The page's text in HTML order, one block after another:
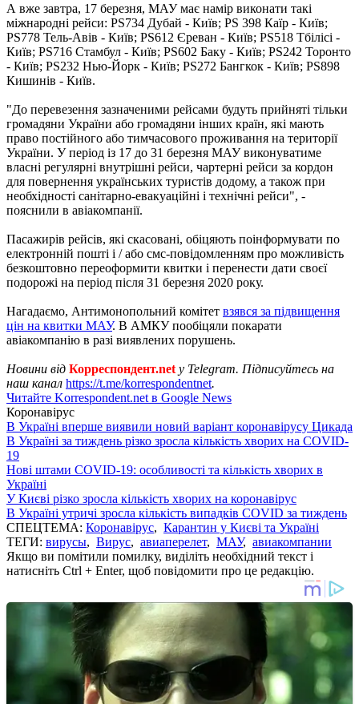
А вже завтра, 17 березня, МАУ має намір виконати такі
міжнародні рейси: PS734 Дубай - Київ; PS 398 Каїр - Київ;
PS778 Тель-Авів - Київ; PS612 Єреван - Київ; PS518 Тбілісі -
Київ; PS716 Стамбул - Київ; PS602 Баку - Київ; PS242 Торонто
- Київ; PS232 Нью-Йорк - Київ; PS272 Бангкок - Київ; PS898
Кишинів - Київ.
"До перевезення зазначеними рейсами будуть прийняті тільки
громадяни України або громадяни інших країн, які мають
право постійного або тимчасового проживання на території
України. У період із 17 до 31 березня МАУ виконуватиме
власні регулярні внутрішні рейси, чартерні рейси за кордон
для повернення українських туристів додому, а також при
необхідності санітарно-евакуаційні і технічні рейси", -
пояснили в авіакомпанії.
Пасажирів рейсів, які скасовані, обіцяють поінформувати по
електронній пошті і / або смс-повідомленням про можливість
безкоштовно переоформити квитки і перенести дати своєї
подорожі на період після 31 березня 2020 року.
Нагадаємо, Антимонопольний комітет взявся за підвищення
цін на квитки МАУ. В АМКУ пообіцяли покарати
авіакомпанію в разі виявлених порушень.
Новини від Корреспондент.net у Telegram. Підписуйтесь на
наш канал https://t.me/korrespondentnet.
Читайте Korrespondent.net в Google News
Коронавірус
В Україні вперше виявили новий варіант коронавірусу Цикада
В Україні за тиждень різко зросла кількість хворих на COVID-
19
Нові штами COVID-19: особливості та кількість хворих в
Україні
У Києві різко зросла кількість хворих на коронавірус
В Україні утричі зросла кількість випадків COVID за тиждень
СПЕЦТЕМА: Коронавірус, Карантин у Києві та Україні
ТЕГИ: вирусы, Вирус, авиаперелет, МАУ, авиакомпании
Якщо ви помітили помилку, виділіть необхідний текст і
натисніть Ctrl + Enter, щоб повідомити про це редакцію.